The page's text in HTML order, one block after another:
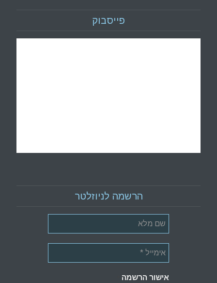
פייסבוק
הרשמה לניוזלטר
אישור הרשמה